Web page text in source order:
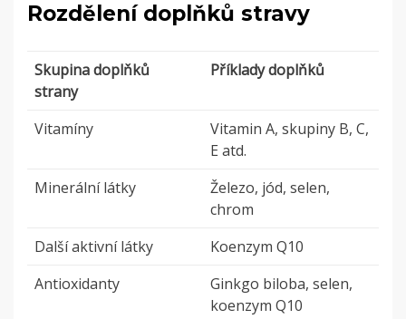
Rozdělení doplňků stravy
Skupina doplňků
strany
Příklady doplňků
Vitamíny
Vitamin A, skupiny B, C,
E atd.
Minerální látky
Železo, jód, selen,
chrom
Další aktivní látky
Koenzym Q10
Antioxidanty
Ginkgo biloba, selen,
koenzym Q10